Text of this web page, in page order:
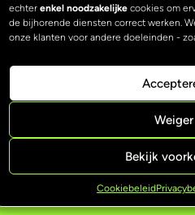
echter enkel noodzakelijke cookies om
de bijhorende diensten correct werken.
onze klanten voor andere doeleinden -
Weiger
Bekijk
Cookiebeleid